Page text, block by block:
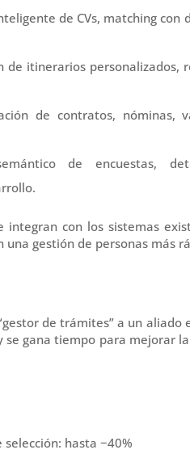
de CVs, matching con
de itinerarios personalizados,
de contratos, nóminas,
de encuestas,
con los sistemas
gestión de personas más
de trámites” a un aliado
se gana tiempo para mejorar
hasta −40%